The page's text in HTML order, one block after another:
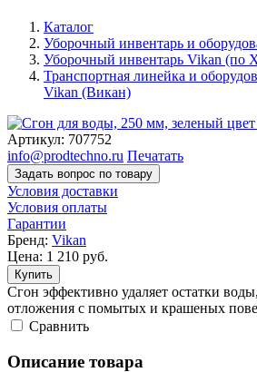
Каталог
Уборочный инвентарь и
Уборочный инвентарь Vikan
Транспортная линейка и
Vikan (Викан)
Артикул: 707752
info@prodtechno.ru Печатать
Задать вопрос по товару
Условия доставки
Условия оплаты
Гарантии
Бренд: Vikan
Цена: 1 210 руб.
Купить
Сгон эффективно удаляет остатки
отложения с помытых и крашеных
Cравнить
Описание товара